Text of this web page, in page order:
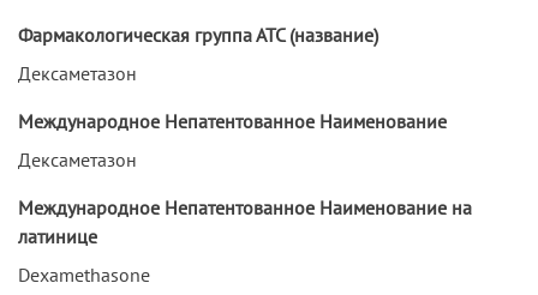
Фармакологическая группа АТС (название)
Дексаметазон
Международное Непатентованное Наименование
Дексаметазон
Международное Непатентованное Наименование на
латинице
Dexamethasone